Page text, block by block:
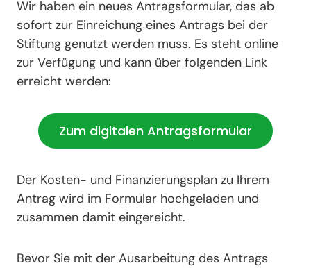
Wir haben ein neues Antragsformular, das ab
sofort zur Einreichung eines Antrags bei der
Stiftung genutzt werden muss. Es steht online
zur Verfügung und kann über folgenden Link
erreicht werden:
Zum digitalen Antragsformular
Der Kosten- und Finanzierungsplan zu Ihrem
Antrag wird im Formular hochgeladen und
zusammen damit eingereicht.
Bevor Sie mit der Ausarbeitung des Antrags